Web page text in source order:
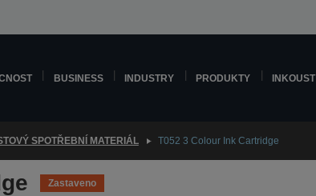
BUSINESS INDUSTRY PRODUKTY INKOUST
SPOTŘEBNÍ MATERIÁL T052 3 Colour Ink Cartridge
Zastaveno